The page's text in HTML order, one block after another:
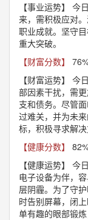
【事业运势】
今
来，需积极应对
职业成就。坚守
重大突破。
【财富分数】
【财富运势】
今
部因素干扰，需
支和债务。尽管
过难关，并为未
标，积极寻求解决
【健康分数】
【健康运势】
今
电子设备为伴，
层阴霾。为了守
时告别屏幕，闭
单有趣的眼部锻